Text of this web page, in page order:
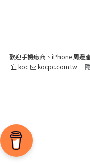
歡迎手機廠商、iPhone 周邊
宜 koc
kocpc.com.tw ｜